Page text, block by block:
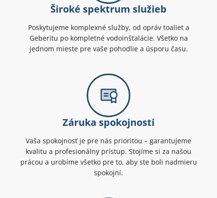
Široké spektrum služieb
Poskytujeme komplexné služby, od opráv toaliet a
Geberitu po kompletné vodoinštalácie. Všetko na
jednom mieste pre vaše pohodlie a úsporu času.
Záruka spokojnosti
Vaša spokojnosť je pre nás prioritou – garantujeme
kvalitu a profesionálny prístup. Stojíme si za našou
prácou a urobíme všetko pre to, aby ste boli nadmieru
spokojní.